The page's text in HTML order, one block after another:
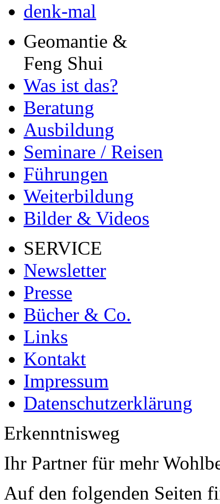
denk-mal
Geomantie &
Feng Shui
Was ist das?
Beratung
Ausbildung
Seminare / Reisen
Führungen
Weiterbildung
Bilder & Videos
SERVICE
Newsletter
Presse
Bücher & Co.
Links
Kontakt
Impressum
Datenschutzerklärung
Erkenntnisweg
Ihr Partner für mehr
Auf den folgenden Seiten